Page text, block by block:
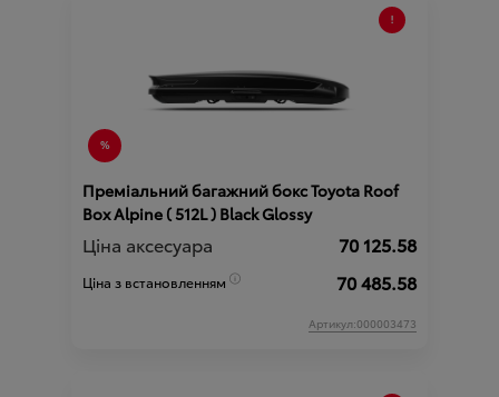
Преміальний багажний бокс Toyota Roof
Box Alpine ( 512L ) Black Glossy
Ціна аксесуара 70 125.58
Ціна з встановленням 70 485.58
Артикул:000003473